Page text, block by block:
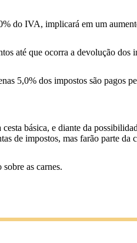
do IVA, implicará em um
até que ocorra a devolução dos
5,0% dos impostos são pagos
básica, e diante da
de impostos, mas farão parte da
as carnes.